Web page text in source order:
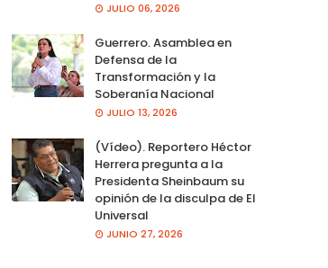
JULIO 06, 2026
Guerrero. Asamblea en
Defensa de la
Transformación y la
Soberanía Nacional
JULIO 13, 2026
(Vídeo). Reportero Héctor
Herrera pregunta a la
Presidenta Sheinbaum su
opinión de la disculpa de El
Universal
JUNIO 27, 2026